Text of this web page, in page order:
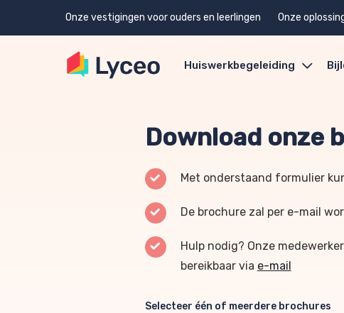
Onze vestigingen voor ouders en leerlingen Onze
Huiswerkbegeleiding
Download onze
Met onderstaand formulier
De brochure zal per e-mail
Hulp nodig? Onze
bereikbaar via e-mail
Selecteer één of meerdere brochures